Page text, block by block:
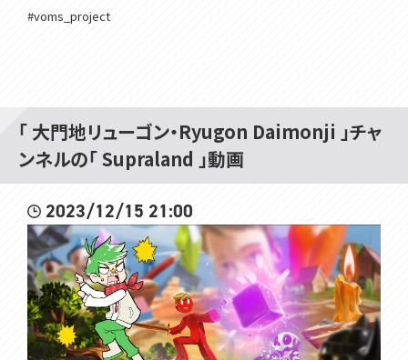
#voms_project
「 大門地リューゴン・Ryugon Daimonji 」チャ
ンネルの「 Supraland 」動画
2023/12/15 21:00